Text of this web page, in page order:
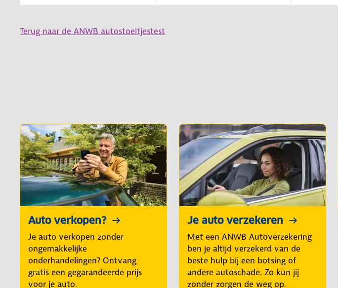
Terug naar de ANWB autostoeltjestest
Auto verkopen?
Je auto verkopen zonder
ongemakkelijke
onderhandelingen? Ontvang
gratis een gegarandeerde prijs
voor je auto.
Je auto verzekeren
Met een ANWB Autoverzekering
ben je altijd verzekerd van de
beste hulp bij een botsing of
andere autoschade. Zo kun jij
zonder zorgen de weg op.